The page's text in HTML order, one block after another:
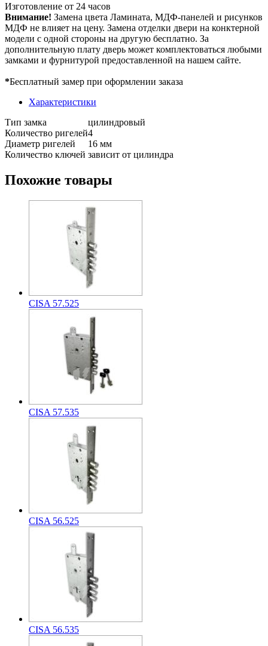
Изготовление от 24 часов
Внимание! Замена цвета Ламината, МДФ-панелей и рисунков
МДФ не влияет на цену. Замена отделки двери на конктерной
модели с одной стороны на другую бесплатно. За
дополнительную плату дверь может комплектоваться любыми
замками и фурнитурой предоставленной на нашем сайте.
*Бесплатный замер при оформлении заказа
Характеристики
Тип замка
цилиндровый
Количество ригелей4
Диаметр ригелей
16 мм
Количество ключей зависит от цилиндра
Похожие товары
CISA 57.525
CISA 57.535
CISA 56.525
CISA 56.535